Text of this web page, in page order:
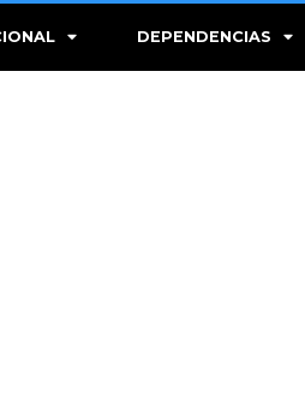
DEPENDENCIAS